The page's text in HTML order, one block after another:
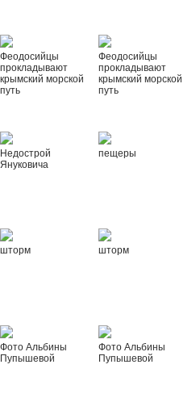
Феодосийцы
прокладывают
крымский морской
путь
Феодосийцы
прокладывают
крымский морской
путь
Недострой
Януковича
пещеры
шторм шторм
Фото Альбины
Пупышевой
Фото Альбины
Пупышевой